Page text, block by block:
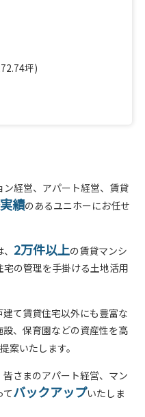
坪)
経営、アパート経営、賃貸
績のあるユニホーにお任せ
2万件以上の賃貸マンシ
の管理を手掛ける土地活用
て賃貸住宅以外にも豊富な
、保育園などの資産性を高
案いたします。
さまのアパート経営、マン
バックアップいたしま